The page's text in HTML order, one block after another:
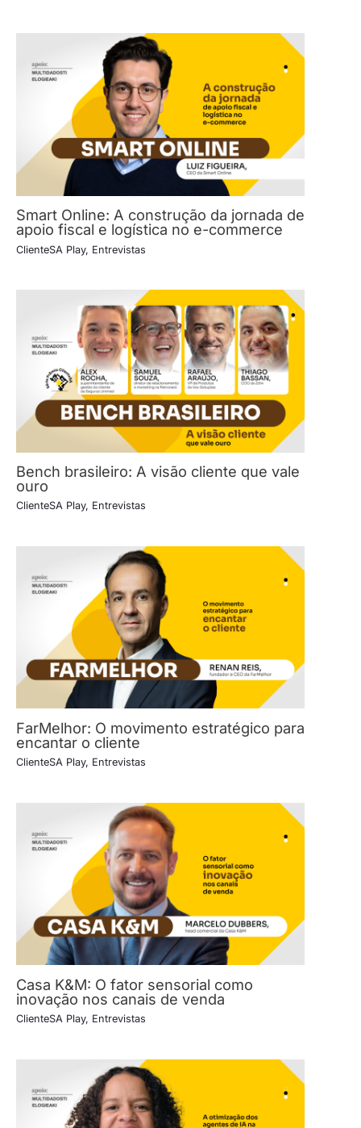
Smart Online: A construção da jornada de
apoio fiscal e logística no e-commerce
ClienteSA Play, Entrevistas
Bench brasileiro: A visão cliente que vale
ouro
ClienteSA Play, Entrevistas
FarMelhor: O movimento estratégico para
encantar o cliente
ClienteSA Play, Entrevistas
Casa K&M: O fator sensorial como
inovação nos canais de venda
ClienteSA Play, Entrevistas